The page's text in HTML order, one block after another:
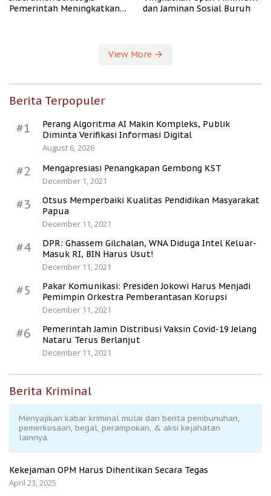
Pemerintah Meningkatkan
dan Jaminan Sosial Buruh
View More
Berita Terpopuler
#1
Perang Algoritma AI Makin Kompleks, Publik
Diminta Verifikasi Informasi Digital
August 6, 2026
#2
Mengapresiasi Penangkapan Gembong KST
December 1, 2021
#3
Otsus Memperbaiki Kualitas Pendidikan Masyarakat
Papua
December 11, 2021
#4
DPR: Ghassem Gilchalan, WNA Diduga Intel Keluar-
Masuk RI, BIN Harus Usut!
December 11, 2021
#5
Pakar Komunikasi: Presiden Jokowi Harus Menjadi
Pemimpin Orkestra Pemberantasan Korupsi
December 11, 2021
#6
Pemerintah Jamin Distribusi Vaksin Covid-19 Jelang
Nataru Terus Berlanjut
December 11, 2021
Berita Kriminal
Menyajikan kabar kriminal mulai dari berita pembunuhan,
pemerkosaan, begal, perampokan, & aksi kejahatan
lainnya.
Kekejaman OPM Harus Dihentikan Secara Tegas
April 23, 2025